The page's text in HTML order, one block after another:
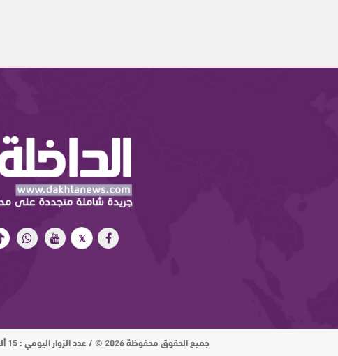
جميع الحقوق محفوظة 2026 © / عدد الزوار اليومي : 15 ألف